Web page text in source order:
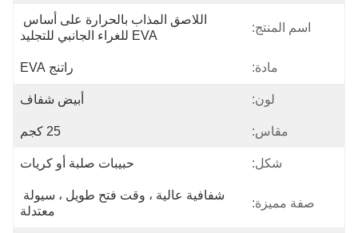
اسم المنتج:
EVA للغراء الجانبي للتجليد
مادة: راتنج EVA
لون: أبيض شفاف
مقاس: 25 كجم
شكل: حبيبات صلبة أو كريات
صفة مميزة:
شفافية عالية ، وقت فتح طويل ، سيولة
معتدلة